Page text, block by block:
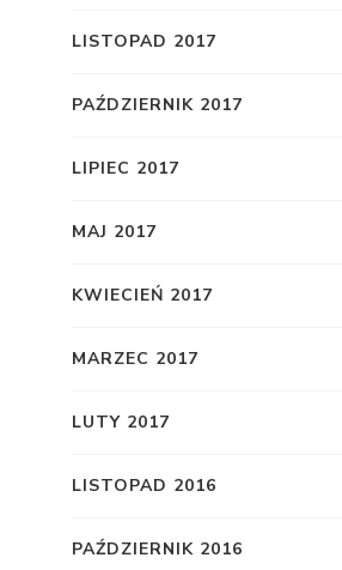
LISTOPAD 2017
PAŹDZIERNIK 2017
LIPIEC 2017
MAJ 2017
KWIECIEŃ 2017
MARZEC 2017
LUTY 2017
LISTOPAD 2016
PAŹDZIERNIK 2016